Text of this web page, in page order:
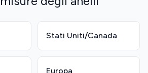
Stati Uniti/Canada
Europa